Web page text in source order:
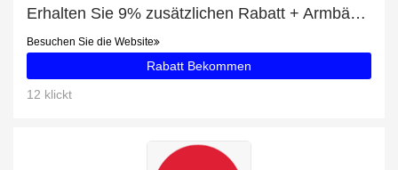
Erhalten Sie 9% zusätzlichen Rabatt + Armbänder mit 9% Rabatt
Besuchen Sie die Website
Rabatt Bekommen
12 klickt